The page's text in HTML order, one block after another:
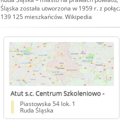
Śląska została utworzona w 1959 r. z
139 125 mieszkańców.Wikipedia
Atut s.c. Centrum Szkoleniowo -
Usługowe Bałło J., Oponowicz K.
Piastowska 54 lok. 1
Ruda Śląska